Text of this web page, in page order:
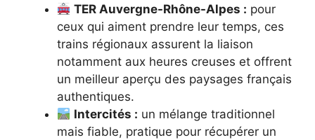
TER Auvergne-Rhône-Alpes : pour
ceux qui aiment prendre leur temps, ces
trains régionaux assurent la liaison
notamment aux heures creuses et offrent
un meilleur aperçu des paysages français
authentiques.
Intercités : un mélange traditionnel
mais fiable, pratique pour récupérer un